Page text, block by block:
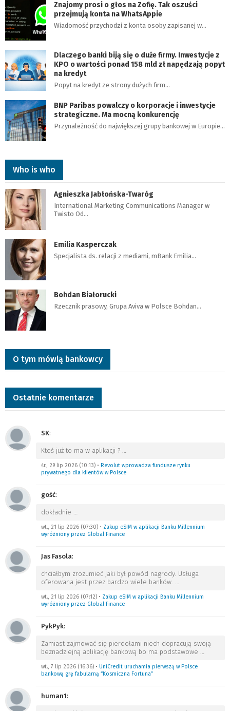
Znajomy prosi o głos na Zofię. Tak oszuści
przejmują konta na WhatsAppie
Wiadomość przychodzi z konta osoby zapisanej w…
Dlaczego banki biją się o duże firmy. Inwestycje z
KPO o wartości ponad 158 mld zł napędzają popyt
na kredyt
Popyt na kredyt ze strony dużych firm…
BNP Paribas powalczy o korporacje i inwestycje
strategiczne. Ma mocną konkurencję
Przynależność do największej grupy bankowej w Europie…
Who is who
Agnieszka Jabłońska-Twaróg
International Marketing Communications Manager w
Twisto Od…
Emilia Kasperczak
Specjalista ds. relacji z mediami, mBank Emilia…
Bohdan Białorucki
Rzecznik prasowy, Grupa Aviva w Polsce Bohdan…
O tym mówią bankowcy
Ostatnie komentarze
SK:
Ktoś już to ma w aplikacji ? …
śr., 29 lip 2026 (10:13) • Revolut wprowadza fundusze rynku
prywatnego dla klientów w Polsce
gość:
dokładnie …
wt., 21 lip 2026 (07:30) • Zakup eSIM w aplikacji Banku Millennium
wyróżniony przez Global Finance
Jas Fasola:
chciałbym zrozumieć jaki był powód nagrody. Usługa
oferowana jest przez bardzo wiele banków. …
wt., 21 lip 2026 (07:12) • Zakup eSIM w aplikacji Banku Millennium
wyróżniony przez Global Finance
PykPyk:
Zamiast zajmować się pierdołami niech dopracują swoją
beznadziejną aplikację bankową bo ma podstawowe …
wt., 7 lip 2026 (16:36) • UniCredit uruchamia pierwszą w Polsce
bankową grę fabularną “Kosmiczna Fortuna”
human1: